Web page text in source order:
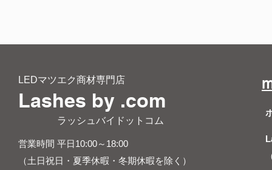
LEDマツエク商材専門店
Lashes by .com
​ ラッシュバイドットコム
営業時間 平日10:00～18:00
（土日祝日・夏季休暇・冬期休暇を除く）